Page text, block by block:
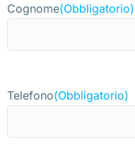
Cognome(Obbligatorio)
Telefono(Obbligatorio)